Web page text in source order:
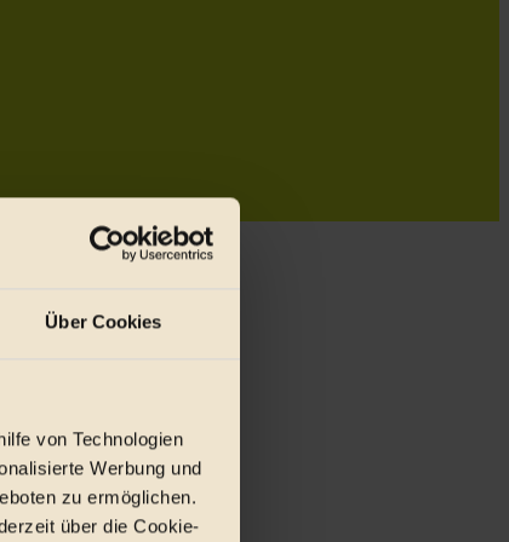
Über Cookies
von Technologien
Werbung und
zu ermöglichen.
über die Cookie-